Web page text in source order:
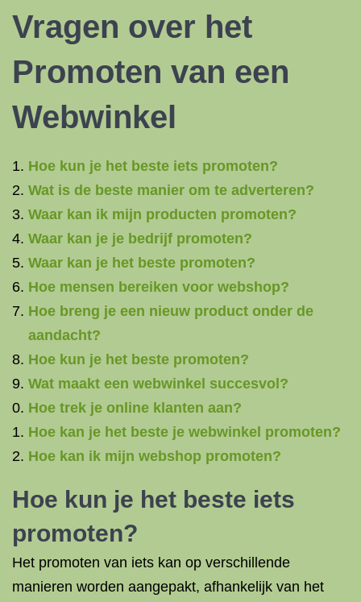
Vragen over het
Promoten van een
Webwinkel
Hoe kun je het beste iets promoten?
Wat is de beste manier om te adverteren?
Waar kan ik mijn producten promoten?
Waar kan je je bedrijf promoten?
Waar kan je het beste promoten?
Hoe mensen bereiken voor webshop?
Hoe breng je een nieuw product onder de
aandacht?
Hoe kun je het beste promoten?
Wat maakt een webwinkel succesvol?
Hoe trek je online klanten aan?
Hoe kan je het beste je webwinkel promoten?
Hoe kan ik mijn webshop promoten?
Hoe kun je het beste iets
promoten?
Het promoten van iets kan op verschillende
manieren worden aangepakt, afhankelijk van het